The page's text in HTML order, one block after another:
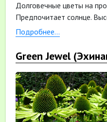
Долговечные цветы на
Предпочитает солнце.
60 см. Время цветения
Подробнее...
Green Jewel